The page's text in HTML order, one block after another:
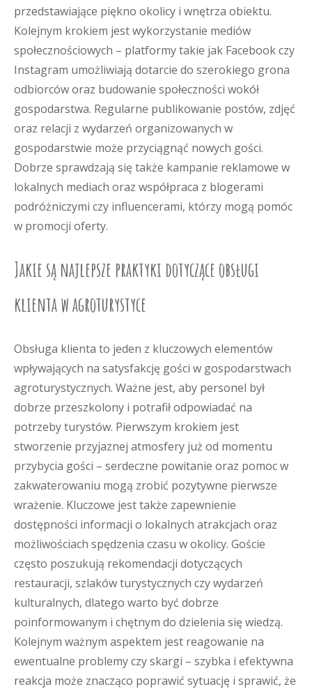
przedstawiające piękno okolicy i wnętrza obiektu.
Kolejnym krokiem jest wykorzystanie mediów
społecznościowych – platformy takie jak Facebook czy
Instagram umożliwiają dotarcie do szerokiego grona
odbiorców oraz budowanie społeczności wokół
gospodarstwa. Regularne publikowanie postów, zdjęć
oraz relacji z wydarzeń organizowanych w
gospodarstwie może przyciągnąć nowych gości.
Dobrze sprawdzają się także kampanie reklamowe w
lokalnych mediach oraz współpraca z blogerami
podróżniczymi czy influencerami, którzy mogą pomóc
w promocji oferty.
Jakie są najlepsze praktyki dotyczące obsługi
klienta w agroturystyce
Obsługa klienta to jeden z kluczowych elementów
wpływających na satysfakcję gości w gospodarstwach
agroturystycznych. Ważne jest, aby personel był
dobrze przeszkolony i potrafił odpowiadać na
potrzeby turystów. Pierwszym krokiem jest
stworzenie przyjaznej atmosfery już od momentu
przybycia gości – serdeczne powitanie oraz pomoc w
zakwaterowaniu mogą zrobić pozytywne pierwsze
wrażenie. Kluczowe jest także zapewnienie
dostępności informacji o lokalnych atrakcjach oraz
możliwościach spędzenia czasu w okolicy. Goście
często poszukują rekomendacji dotyczących
restauracji, szlaków turystycznych czy wydarzeń
kulturalnych, dlatego warto być dobrze
poinformowanym i chętnym do dzielenia się wiedzą.
Kolejnym ważnym aspektem jest reagowanie na
ewentualne problemy czy skargi – szybka i efektywna
reakcja może znacząco poprawić sytuację i sprawić, że